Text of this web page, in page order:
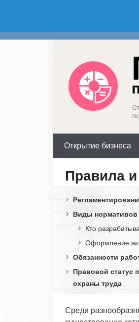
Открытие бизнеса
Правила и
Виды нормативов
Кто
Оформление
Обязанности
Правовой статус
охраны труда
Среди